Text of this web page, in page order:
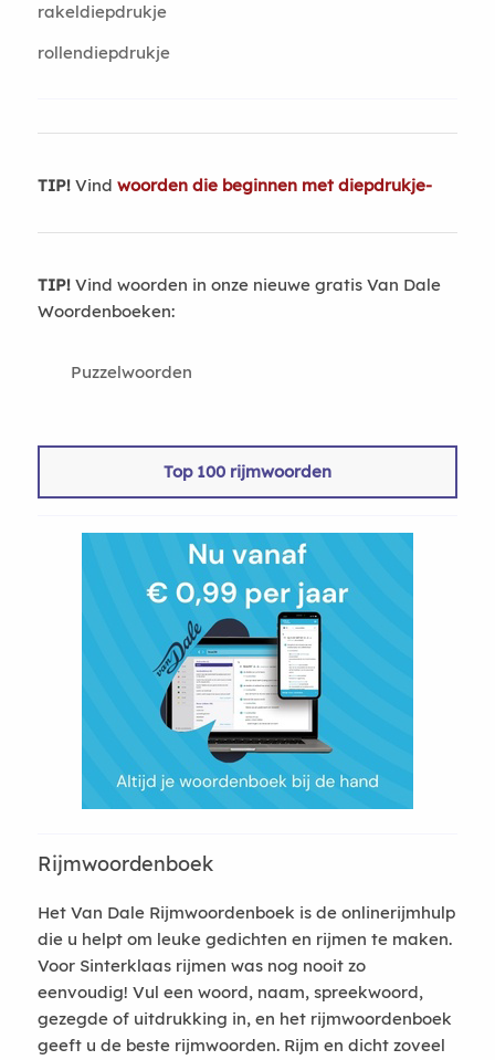
rakeldiepdrukje
rollendiepdrukje
TIP!Vind woorden die beginnen met diepdrukje-
TIP!Vind woorden in onze nieuwe gratis Van Dale
Woordenboeken:
Puzzelwoorden
Top 100 rijmwoorden
Rijmwoordenboek
Het Van Dale Rijmwoordenboek is de onlinerijmhulp
die u helpt om leuke gedichten en rijmen te maken.
Voor Sinterklaas rijmen was nog nooit zo
eenvoudig! Vul een woord, naam, spreekwoord,
gezegde of uitdrukking in, en het rijmwoordenboek
geeft u de beste rijmwoorden. Rijm en dicht zoveel